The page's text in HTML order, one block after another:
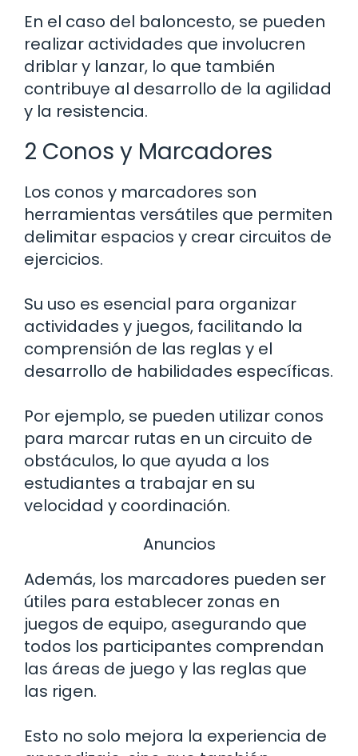
En el caso del baloncesto, se pueden
realizar actividades que involucren
driblar y lanzar, lo que también
contribuye al desarrollo de la agilidad
y la resistencia.
2 Conos y Marcadores
Los conos y marcadores son
herramientas versátiles que permiten
delimitar espacios y crear circuitos de
ejercicios.
Su uso es esencial para organizar
actividades y juegos, facilitando la
comprensión de las reglas y el
desarrollo de habilidades específicas.
Por ejemplo, se pueden utilizar conos
para marcar rutas en un circuito de
obstáculos, lo que ayuda a los
estudiantes a trabajar en su
velocidad y coordinación.
Anuncios
Además, los marcadores pueden ser
útiles para establecer zonas en
juegos de equipo, asegurando que
todos los participantes comprendan
las áreas de juego y las reglas que
las rigen.
Esto no solo mejora la experiencia de